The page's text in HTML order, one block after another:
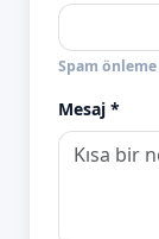
Spam
Mesaj *